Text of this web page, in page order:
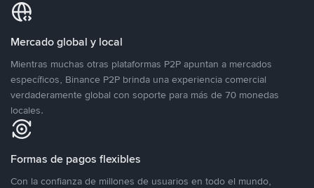
Mercado global y local
Mientras muchas otras plataformas P2P apuntan a mercados
específicos, Binance P2P brinda una experiencia comercial
verdaderamente global con soporte para más de 70 monedas
locales.
Formas de pagos flexibles
Con la confianza de millones de usuarios en todo el mundo,